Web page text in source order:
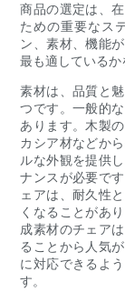
商品の選定は、
ための重要なス
ン、素材、機能
最も適しているか
素材は、品質と
つです。一般的
あります。木製
カシア材などか
ルな外観を提供
ナンスが必要で
ェアは、耐久性
くなることがあ
成素材のチェア
ることから人気
に対応できるよ
す。